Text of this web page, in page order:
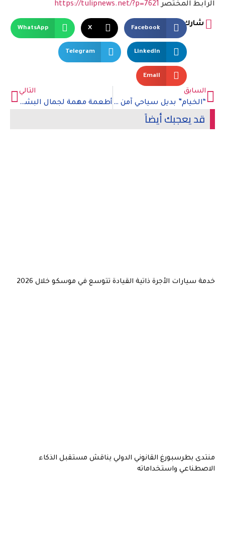
الرابط المختصرhttps://tulipnews.net/?p=7621
شارك
Facebook
X
WhatsApp
LinkedIn
Telegram
Email
السابق
“الخيام” بديل سياحي آمن في ظل كورونا
التالي
أطعمة مهمة لجمال البشرة
قد يعجبك أيضاً
خدمة سيارات الأجرة ذاتية القيادة تتوسع في موسكو خلال 2026
منتدى بطرسبورغ القانوني الدولي يناقش مستقبل الذكاء
الاصطناعي واستخداماته